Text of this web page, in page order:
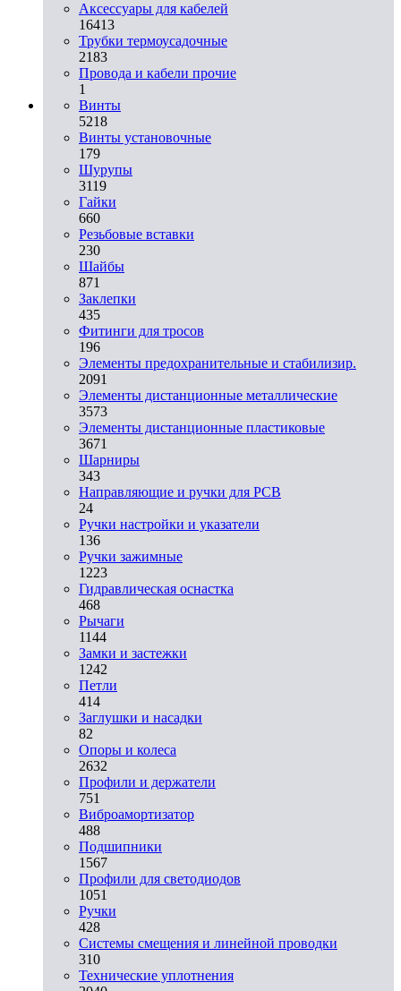
Аксессуары для кабелей
16413
Трубки термоусадочные
2183
Провода и кабели прочие
1
Винты
5218
Винты установочные
179
Шурупы
3119
Гайки
660
Резьбовые вставки
230
Шайбы
871
Заклепки
435
Фитинги для тросов
196
Элементы предохранительные и стабилизир.
2091
Элементы дистанционные металлические
3573
Элементы дистанционные пластиковые
3671
Шарниры
343
Направляющие и ручки для PCB
24
Ручки настройки и указатели
136
Ручки зажимные
1223
Гидравлическая оснастка
468
Рычаги
1144
Замки и застежки
1242
Петли
414
Заглушки и насадки
82
Опоры и колеса
2632
Профили и держатели
751
Виброамортизатор
488
Подшипники
1567
Профили для светодиодов
1051
Ручки
428
Системы смещения и линейной проводки
310
Технические уплотнения